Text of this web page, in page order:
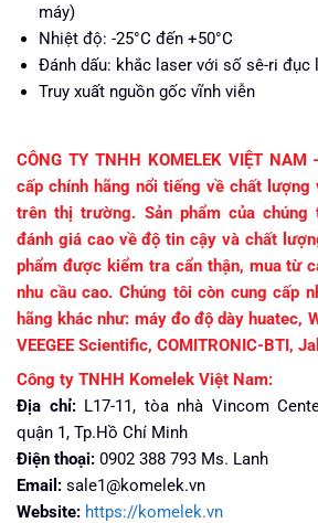
máy)
Nhiệt độ: -25°C đến +50°C
Đánh dấu: khắc laser với số sê-ri đục
Truy xuất nguồn gốc vĩnh viễn
CÔNG TY TNHH KOMELEK VIỆT
cấp chính hãng nổi tiếng về chất
trên thị trường. Sản phẩm của chúng
đánh giá cao về độ tin cậy và chất
phẩm được kiểm tra cẩn thận, mua từ
nhu cầu cao. Chúng tôi còn cung cấp
hãng khác như: máy đo độ dày huatec,
VEEGEE Scientific, COMITRONIC-BTI,
Công ty TNHH Komelek Việt Nam:
Địa chỉ:L17-11, tòa nhà Vincom
quận 1, Tp.Hồ Chí Minh
Điện thoại: 0902 388 793 Ms. Lanh
Email: sale1@komelek.vn
Website: https://komelek.vn